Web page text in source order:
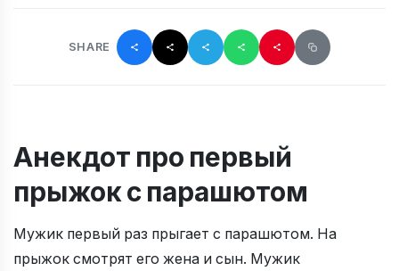
SHARE
Анекдот про первый
прыжок с парашютом
Мужик первый раз прыгает с парашютом. На
прыжок смотрят его жена и сын. Мужик